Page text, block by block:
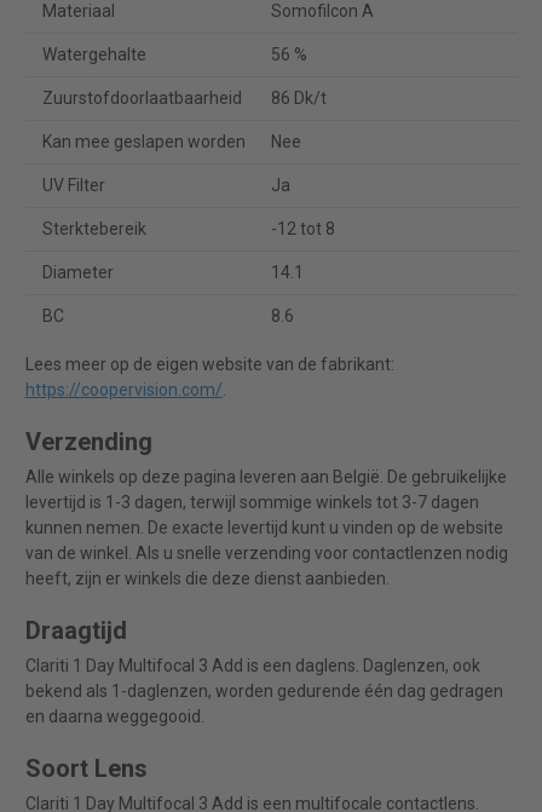
Materiaal Somofilcon A
Watergehalte 56 %
Zuurstofdoorlaatbaarheid 86 Dk/t
Kan mee geslapen worden Nee
UV Filter Ja
Sterktebereik -12 tot 8
Diameter 14.1
BC 8.6
Lees meer op de eigen website van de fabrikant:
https://coopervision.com/.
Verzending
Alle winkels op deze pagina leveren aan België. De gebruikelijke
levertijd is 1-3 dagen, terwijl sommige winkels tot 3-7 dagen
kunnen nemen. De exacte levertijd kunt u vinden op de website
van de winkel. Als u snelle verzending voor contactlenzen nodig
heeft, zijn er winkels die deze dienst aanbieden.
Draagtijd
Clariti 1 Day Multifocal 3 Add is een daglens. Daglenzen, ook
bekend als 1-daglenzen, worden gedurende één dag gedragen
en daarna weggegooid.
Soort Lens
Clariti 1 Day Multifocal 3 Add is een multifocale contactlens.